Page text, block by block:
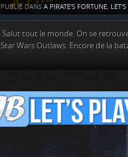
PUBLIÉ DANS A PIRATE'S FORTUNE, LET'S
Salut tout le monde. On se retrouve
Star Wars Outlaws. Encore de la